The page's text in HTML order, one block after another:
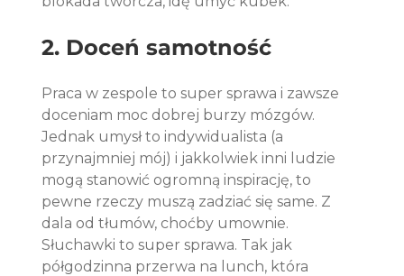
2. Doceń samotność
Praca w zespole to super sprawa i zawsze
doceniam moc dobrej burzy mózgów.
Jednak umysł to indywidualista (a
przynajmniej mój) i jakkolwiek inni ludzie
mogą stanowić ogromną inspirację, to
pewne rzeczy muszą zadziać się same. Z
dala od tłumów, choćby umownie.
Słuchawki to super sprawa. Tak jak
półgodzinna przerwa na lunch, która